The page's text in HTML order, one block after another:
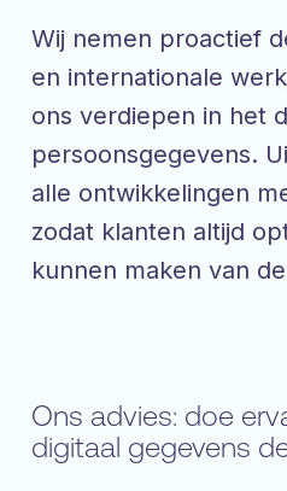
Wij nemen proactief
en internationale
ons verdiepen in het
persoonsgegevens.
alle ontwikkelingen
zodat klanten altijd
kunnen maken van
Ons advies: doe
digitaal gegevens